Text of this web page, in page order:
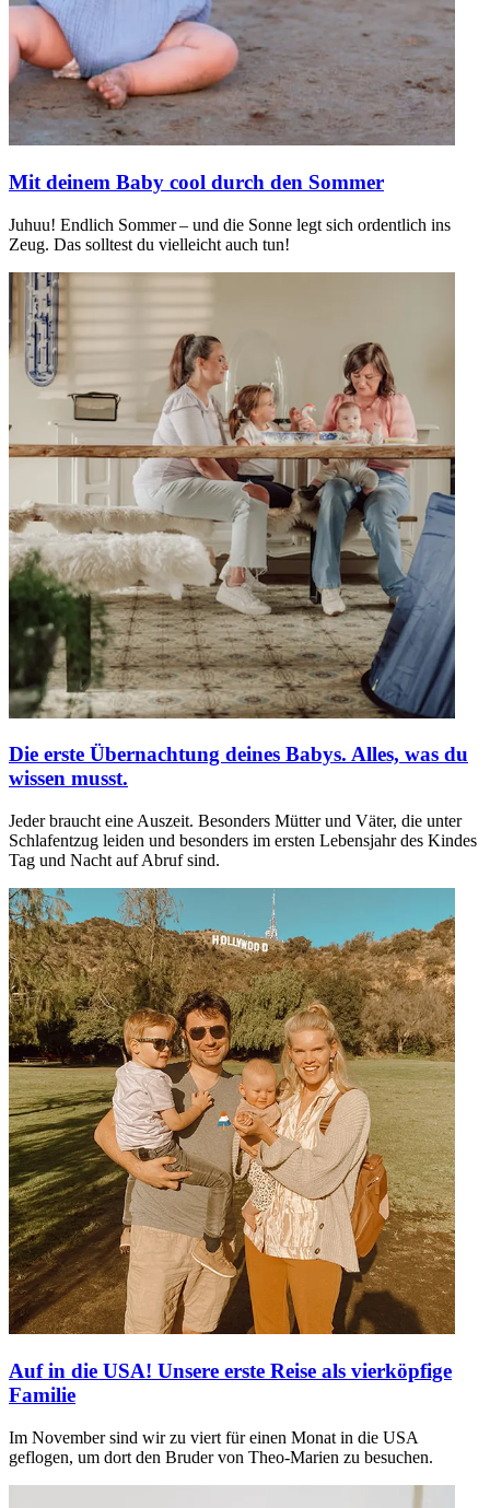
Mit deinem Baby cool durch den Sommer
Juhuu! Endlich Sommer – und die Sonne legt sich ordentlich ins
Zeug. Das solltest du vielleicht auch tun!
Die erste Übernachtung deines Babys. Alles, was du
wissen musst.
Jeder braucht eine Auszeit. Besonders Mütter und Väter, die unter
Schlafentzug leiden und besonders im ersten Lebensjahr des Kindes
Tag und Nacht auf Abruf sind.
Auf in die USA! Unsere erste Reise als vierköpfige
Familie
Im November sind wir zu viert für einen Monat in die USA
geflogen, um dort den Bruder von Theo-Marien zu besuchen.